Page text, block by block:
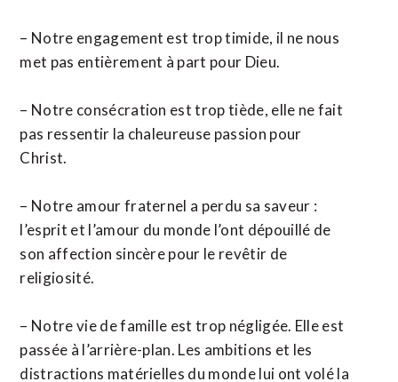
– Notre engagement est trop timide, il ne nous
met pas entièrement à part pour Dieu.
– Notre consécration est trop tiède, elle ne fait
pas ressentir la chaleureuse passion pour
Christ.
– Notre amour fraternel a perdu sa saveur :
l’esprit et l’amour du monde l’ont dépouillé de
son affection sincère pour le revêtir de
religiosité.
– Notre vie de famille est trop négligée. Elle est
passée à l’arrière-plan. Les ambitions et les
distractions matérielles du monde lui ont volé la